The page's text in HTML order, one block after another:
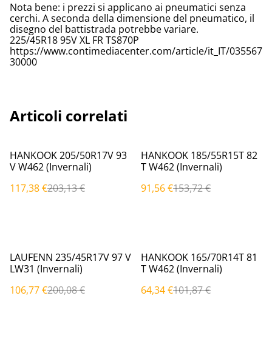
Nota bene: i prezzi si applicano ai pneumatici senza
cerchi. A seconda della dimensione del pneumatico, il
disegno del battistrada potrebbe variare.
225/45R18 95V XL FR TS870P
https://www.contimediacenter.com/article/it_IT/035567
30000
Articoli correlati
%
HANKOOK 205/50R17V 93
V W462 (Invernali)
117,38 €203,13 €
%
HANKOOK 185/55R15T 82
T W462 (Invernali)
91,56 €153,72 €
%
LAUFENN 235/45R17V 97 V
LW31 (Invernali)
106,77 €200,08 €
%
HANKOOK 165/70R14T 81
T W462 (Invernali)
64,34 €101,87 €